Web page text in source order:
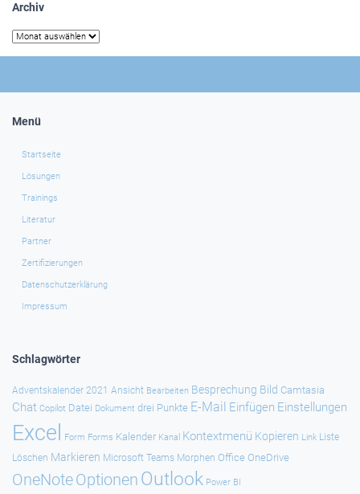
Archiv
Archiv
Menü
Startseite
Lösungen
Trainings
Literatur
Partner
Zertifizierungen
Datenschutzerklärung
Impressum
Schlagwörter
Adventskalender 2021 Ansicht Bearbeiten Besprechung Bild Camtasia
Chat Copilot Datei Dokument drei Punkte E-Mail Einfügen Einstellungen
Excel Form Forms Kalender Kanal Kontextmenü Kopieren Link Liste
Löschen Markieren Microsoft Teams Morphen Office OneDrive
OneNoteOptionen Outlook Power BI